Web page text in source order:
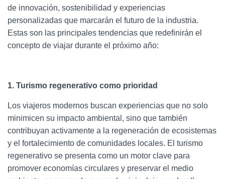
de innovación, sostenibilidad y experiencias
personalizadas que marcarán el futuro de la industria.
Estas son las principales tendencias que redefinirán el
concepto de viajar durante el próximo año:
1. Turismo regenerativo como prioridad
Los viajeros modernos buscan experiencias que no solo
minimicen su impacto ambiental, sino que también
contribuyan activamente a la regeneración de ecosistemas
y el fortalecimiento de comunidades locales. El turismo
regenerativo se presenta como un motor clave para
promover economías circulares y preservar el medio